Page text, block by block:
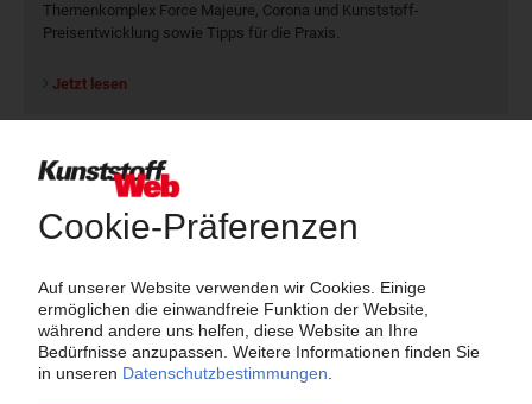
Themenkomplex Force Majeure, Corona und Kunststoff-
Preisentwicklung sowie Tipps für die Praxis.
Jetzt lesen
Newsletter
Die wichtigsten Nachrichten und Neuigkeiten aus der
Kunststoffbranche – jeden Tag brandaktuell!